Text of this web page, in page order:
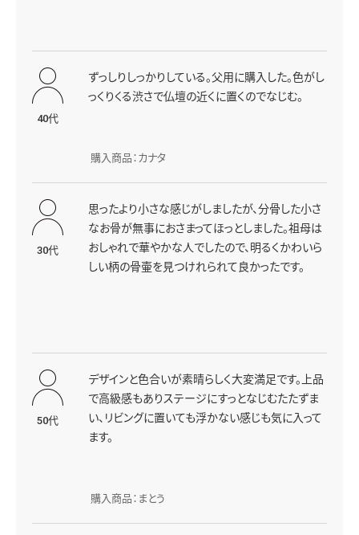
40代
ずっしりしっかりしている。父用に購入した。色がし
っくりくる渋さで仏壇の近くに置くのでなじむ。
購入商品：カナタ
30代
思ったより小さな感じがしましたが、分骨した小さ
なお骨が無事におさまってほっとしました。祖母は
おしゃれで華やかな人でしたので、明るくかわいら
しい柄の骨壷を見つけれられて良かったです。
50代
デザインと色合いが素晴らしく大変満足です。上品
で高級感もありステージにすっとなじむたたずま
い、リビングに置いても浮かない感じも気に入って
ます。
購入商品：まとう